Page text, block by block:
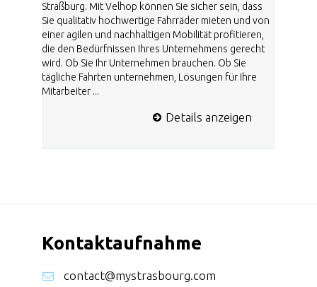
Straßburg. Mit Velhop können Sie sicher sein, dass
Sie qualitativ hochwertige Fahrräder mieten und von
einer agilen und nachhaltigen Mobilität profitieren,
die den Bedürfnissen Ihres Unternehmens gerecht
wird. Ob Sie Ihr Unternehmen brauchen. Ob Sie
tägliche Fahrten unternehmen, Lösungen für Ihre
Mitarbeiter ...
Details anzeigen
Kontaktaufnahme
contact@mystrasbourg.com